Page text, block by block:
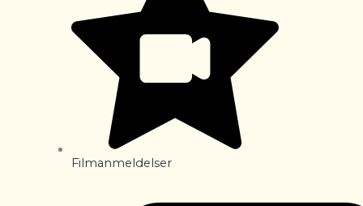
Filmanmeldelser